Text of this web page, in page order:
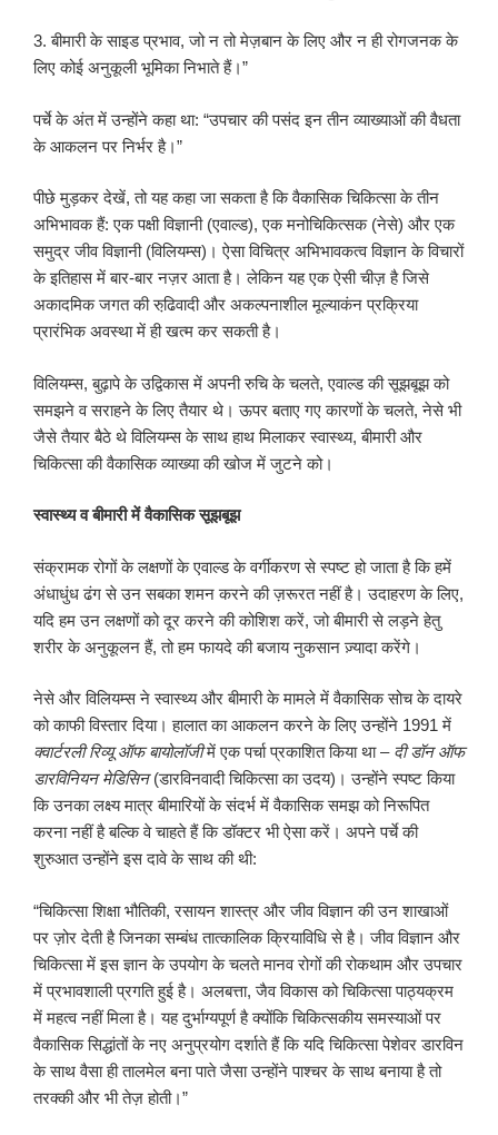
3. बीमारी के साइड प्रभाव, जो न तो मेज़बान के लिए और न ही रोगजनक के
लिए कोई अनुकूली भूमिका निभाते हैं।”
पर्चे के अंत में उन्होंने कहा था: “उपचार की पसंद इन तीन व्याख्याओं की वैधता
के आकलन पर निर्भर है।”
पीछे मुड़कर देखें, तो यह कहा जा सकता है कि वैकासिक चिकित्सा के तीन
अभिभावक हैं: एक पक्षी विज्ञानी (एवाल्ड), एक मनोचिकित्सक (नेसे) और एक
समुद्र जीव विज्ञानी (विलियम्स)। ऐसा विचित्र अभिभावकत्व विज्ञान के विचारों
के इतिहास में बार-बार नज़र आता है। लेकिन यह एक ऐसी चीज़ है जिसे
अकादमिक जगत की रुढि़वादी और अकल्पनाशील मूल्याकंन प्रक्रिया
प्रारंभिक अवस्था में ही खत्म कर सकती है।
विलियम्स, बुढ़ापे के उद्विकास में अपनी रुचि के चलते, एवाल्ड की सूझबूझ को
समझने व सराहने के लिए तैयार थे। ऊपर बताए गए कारणों के चलते, नेसे भी
जैसे तैयार बैठे थे विलियम्स के साथ हाथ मिलाकर स्वास्थ्य, बीमारी और
चिकित्सा की वैकासिक व्याख्या की खोज में जुटने को।
स्वास्थ्य व बीमारी में वैकासिक सूझबूझ
संक्रामक रोगों के लक्षणों के एवाल्ड के वर्गीकरण से स्पष्ट हो जाता है कि हमें
अंधाधुंध ढंग से उन सबका शमन करने की ज़रूरत नहीं है। उदाहरण के लिए,
यदि हम उन लक्षणों को दूर करने की कोशिश करें, जो बीमारी से लड़ने हेतु
शरीर के अनुकूलन हैं, तो हम फायदे की बजाय नुकसान ज़्यादा करेंगे।
नेसे और विलियम्स ने स्वास्थ्य और बीमारी के मामले में वैकासिक सोच के दायरे
को काफी विस्तार दिया। हालात का आकलन करने के लिए उन्होंने 1991 में
क्वार्टरली रिव्यू ऑफ बायोलॉजीमें एक पर्चा प्रकाशित किया था – दी डॉन ऑफ
डारविनियन मेडिसिन(डारविनवादी चिकित्सा का उदय)। उन्होंने स्पष्ट किया
कि उनका लक्ष्य मात्र बीमारियों के संदर्भ में वैकासिक समझ को निरूपित
करना नहीं है बल्कि वे चाहते हैं कि डॉक्टर भी ऐसा करें। अपने पर्चे की
शुरुआत उन्होंने इस दावे के साथ की थी:
“चिकित्सा शिक्षा भौतिकी, रसायन शास्त्र और जीव विज्ञान की उन शाखाओं
पर ज़ोर देती है जिनका सम्बंध तात्कालिक क्रियाविधि से है। जीव विज्ञान और
चिकित्सा में इस ज्ञान के उपयोग के चलते मानव रोगों की रोकथाम और उपचार
में प्रभावशाली प्रगति हुई है। अलबत्ता, जैव विकास को चिकित्सा पाठ्यक्रम
में महत्व नहीं मिला है। यह दुर्भाग्यपूर्ण है क्योंकि चिकित्सकीय समस्याओं पर
वैकासिक सिद्धांतों के नए अनुप्रयोग दर्शाते हैं कि यदि चिकित्सा पेशेवर डारविन
के साथ वैसा ही तालमेल बना पाते जैसा उन्होंने पाश्चर के साथ बनाया है तो
तरक्की और भी तेज़ होती।”